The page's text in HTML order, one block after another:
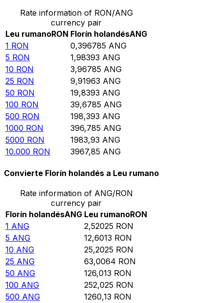
Rate information of RON/ANG
currency pair
Leu rumanoRON Florín holandésANG
1 RON 0,396785 ANG
5 RON 1,98393 ANG
10 RON 3,96785 ANG
25 RON 9,91963 ANG
50 RON 19,8393 ANG
100 RON 39,6785 ANG
500 RON 198,393 ANG
1000 RON 396,785 ANG
5000 RON 1983,93 ANG
10.000 RON 3967,85 ANG
Convierte Florín holandés a Leu rumano
Rate information of ANG/RON
currency pair
Florín holandésANG Leu rumanoRON
1 ANG 2,52025 RON
5 ANG 12,6013 RON
10 ANG 25,2025 RON
25 ANG 63,0064 RON
50 ANG 126,013 RON
100 ANG 252,025 RON
500 ANG 1260,13 RON